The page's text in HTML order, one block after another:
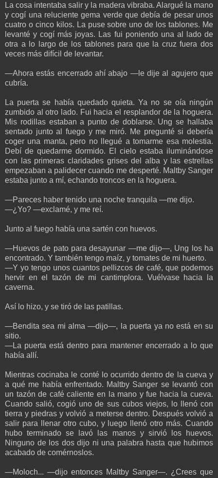
La cosa intentaba salir y la madera vibraba. Alargué la mano
y cogí una reluciente gema verde que debía de pesar unos
cuatro o cinco kilos. La puse sobre uno de los tablones. Me
levanté y cogí más joyas. Las fui poniendo una al lado de
otra a lo largo de los tablones para que la cruz fuera dos
veces más difícil de levantar.
—Ahora estás encerrado ahí abajo —le dije al agujero que
cubría.
La puerta se había quedado quieta. Ya no se oía ningún
zumbido al otro lado. Fui hacia el resplandor de la hoguera.
Mis rodillas estaban a punto de doblarse. Ung se hallaba
sentado junto al fuego y me miró. Me pregunté si debería
coger una manta, pero no llegué a tomarme esa molestia.
Debí de quedarme dormido. El cielo estaba iluminándose
con las primeras claridades grises del alba y las estrellas
empezaban a palidecer cuando me desperté. Maltby Sanger
estaba junto a mí, echando troncos en la hoguera.
—Pareces haber tenido una noche tranquila —me dijo.
—¿Yo? —exclamé, y me reí.
Junto al fuego había una sartén con huevos.
—Huevos de pato para desayunar —me dijo—, Ung los ha
encontrado. Y también tengo maíz, y tomates de mi huerto.
—Y yo tengo unos cuantos pellizcos de café, que podemos
hervir en el tazón de mi cantimplora. Vuélvase hacia la
caverna.
Así lo hizo, y se tiró de las patillas.
—Bendita sea mi alma —dijo—, la puerta ya no está en su
sitio.
—La puerta está dentro para mantener encerrado a lo que
había allí.
Mientras cocinaba le conté lo ocurrido dentro de la cueva y
a qué me había enfrentado. Maltby Sanger se levantó con
un tazón de café caliente en la mano y fue hacia la cueva.
Cuando salió, cogió uno de sus cubos viejos, lo llenó con
tierra y piedras y volvió a meterse dentro. Después volvió a
salir para llenar otro cubo, y luego llenó otro más. Cuando
hubo terminado se lavó las manos y sirvió los huevos.
Ninguno de los dos dijo ni una palabra hasta que hubimos
acabado de comérnoslos.
—Moloch... —dijo entonces Maltby Sanger—. ¿Crees que